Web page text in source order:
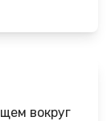
вокруг